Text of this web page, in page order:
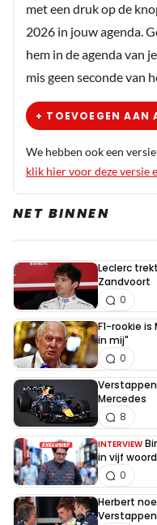
met een druk op de
2026 in jouw agenda.
hem in de agenda van
mis geen seconde van
+ TOEVOEGEN AAN
We hebben ook een
klik hier voor deze versie
NET BINNEN
Leclerc
Zandvoort
0
F1-rookie
in mij"
0
Mercedes
8
INTERVIEW
in vijf
0
Herbert